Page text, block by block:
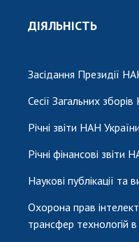
ДІЯЛЬНІСТЬ
Засідання Президії
Сесії Загальних
Річні звіти НАН України
Річні фінансові звіти
Наукові публікації та
Охорона прав
трансфер технологій